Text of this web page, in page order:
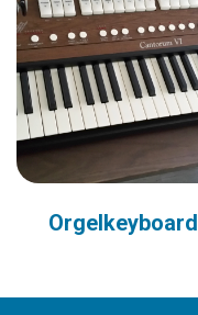
Orgelkeyboard